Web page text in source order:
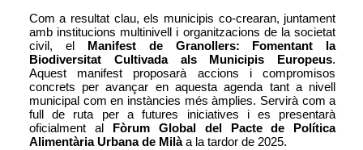
Com a resultat clau, els municipis co-crearan, juntament
amb institucions multinivell i organitzacions de la societat
civil, el
Manifest de Granollers: Fomentant la
Biodiversitat Cultivada als Municipis Europeus.
Aquest manifest proposarà accions i compromisos
concrets per avançar en aquesta agenda tant a nivell
municipal com en instàncies més àmplies. Servirà com a
full de ruta per a futures iniciatives i es presentarà
oficialment al
Fòrum Global del Pacte de Política
Alimentària Urbana de Milà a la tardor de 2025.